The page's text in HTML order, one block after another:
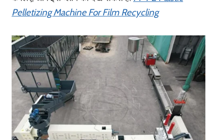
Pelletizing Machine For Film Recycling